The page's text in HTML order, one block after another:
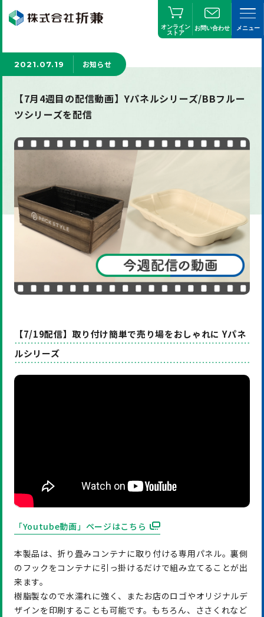
オンライン
ストア
お問い合わせ メニュー
2021.07.19 お知らせ
【7月4週目の配信動画】Yパネルシリーズ/BBフルー
ツシリーズを配信
【7/19配信】取り付け簡単で売り場をおしゃれに Yパネ
ルシリーズ
「Youtube動画」ページはこちら
本製品は、折り畳みコンテナに取り付ける専用パネル。裏側
のフックをコンテナに引っ掛けるだけで組み立てることが出
来ます。
樹脂製なので水濡れに強く、またお店のロゴやオリジナルデ
ザインを印刷することも可能です。もちろん、ささくれなど